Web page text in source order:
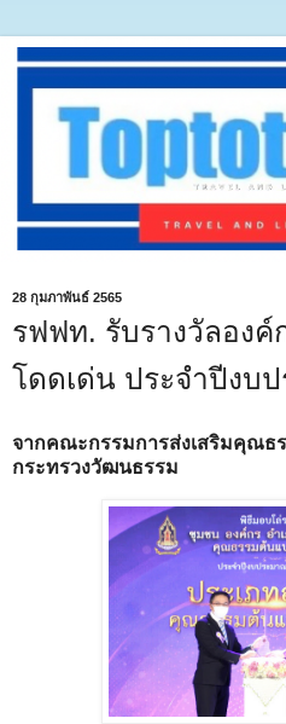
28 กุมภาพันธ์ 2565
รฟฟท. รับรางวัลอง
โดดเด่น ประจำปีงบ
จากคณะกรรมการส่งเสริมคุณธ
กระทรวงวัฒนธรรม